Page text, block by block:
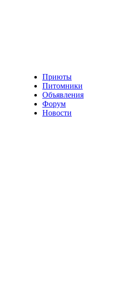
Приюты
Питомники
Объявления
Форум
Новости